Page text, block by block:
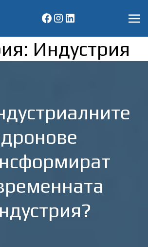
Индустрия
дронове